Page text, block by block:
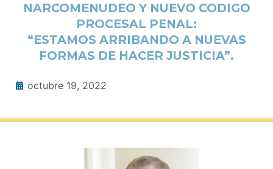
NARCOMENUDEO Y NUEVO CODIGO
PROCESAL PENAL:
“ESTAMOS ARRIBANDO A NUEVAS
FORMAS DE HACER JUSTICIA”.
octubre 19, 2022